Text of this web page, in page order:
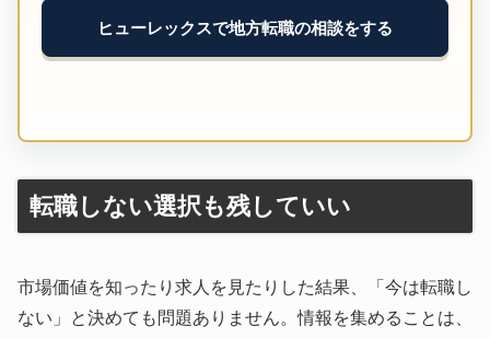
ヒューレックスで地方転職の相談をする
転職しない選択も残していい
市場価値を知ったり求人を見たりした結果、「今は転職し
ない」と決めても問題ありません。情報を集めることは、